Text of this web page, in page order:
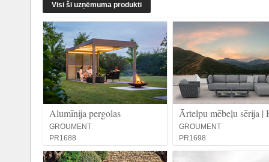
Visi šī uzņēmuma produkti
Alumīnija pergolas
GROUMENT
PR1688
Ārtelpu mēbeļu sērija |
GROUMENT
PR1698